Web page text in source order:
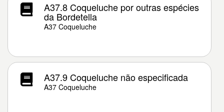
A37.8 Coqueluche por outras espécies
da Bordetella
A37 Coqueluche
A37.9 Coqueluche não especificada
A37 Coqueluche